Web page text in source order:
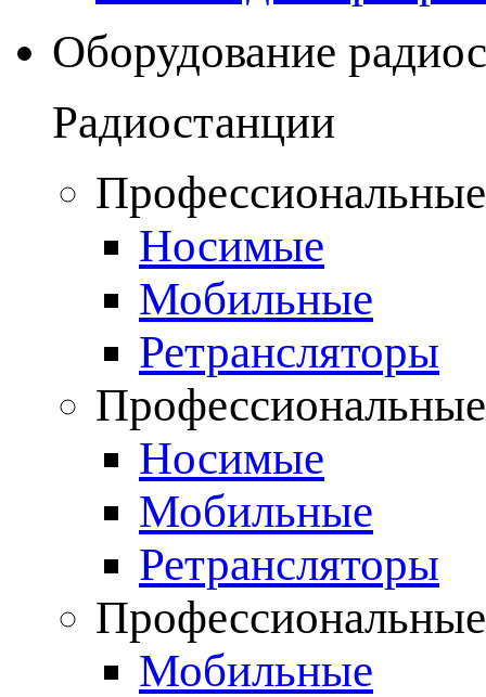
Оборудование
Радиостанции
Носимые
Мобильные
Ретрансляторы
Носимые
Мобильные
Ретрансляторы
Мобильные